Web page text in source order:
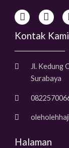
Kontak Kami
Jl. Kedung
Surabaya
Halaman